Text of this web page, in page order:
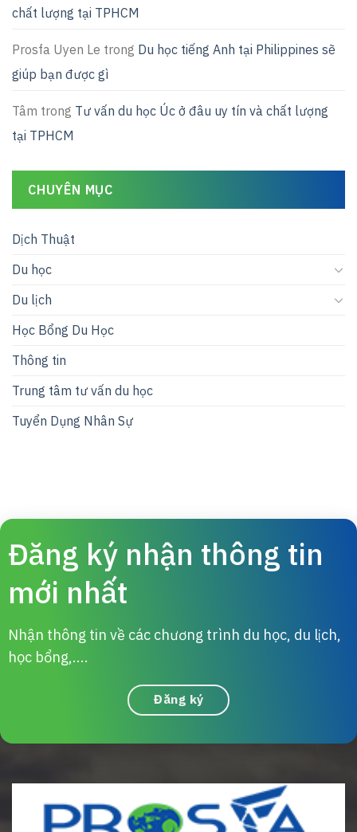
chất lượng tại TPHCM
Prosfa Uyen Le trong Du học tiếng Anh tại Philippines sẽ
giúp bạn được gì
Tâm trong Tư vấn du học Úc ở đâu uy tín và chất lượng
tại TPHCM
CHUYÊN MỤC
Dịch Thuật
Du học
Du lịch
Học Bổng Du Học
Thông tin
Trung tâm tư vấn du học
Tuyển Dụng Nhân Sự
Đăng ký nhận thông tin
mới nhất
Nhận thông tin về các chương trình du học, du lịch,
học bổng,....
Đăng ký